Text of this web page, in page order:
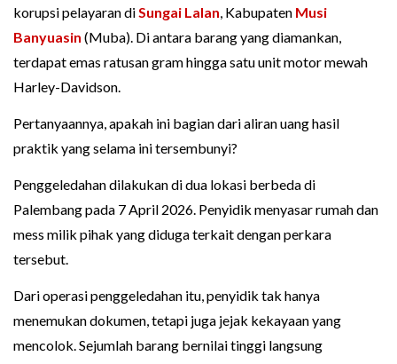
korupsi pelayaran diSungai Lalan, Kabupaten Musi
Banyuasin (Muba). Di antara barang yang diamankan,
terdapat emas ratusan gram hingga satu unit motor mewah
Harley-Davidson.
Pertanyaannya, apakah ini bagian dari aliran uang hasil
praktik yang selama ini tersembunyi?
Penggeledahan dilakukan di dua lokasi berbeda di
Palembang pada 7 April 2026. Penyidik menyasar rumah dan
mess milik pihak yang diduga terkait dengan perkara
tersebut.
Dari operasi penggeledahan itu, penyidik tak hanya
menemukan dokumen, tetapi juga jejak kekayaan yang
mencolok. Sejumlah barang bernilai tinggi langsung